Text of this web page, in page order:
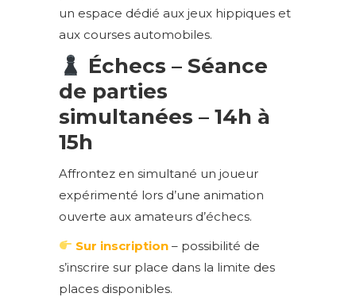
un espace dédié aux jeux hippiques et
aux courses automobiles.
Échecs – Séance
de parties
simultanées – 14h à
15h
Affrontez en simultané un joueur
expérimenté lors d’une animation
ouverte aux amateurs d’échecs.
Sur inscription – possibilité de
s’inscrire sur place dans la limite des
places disponibles.